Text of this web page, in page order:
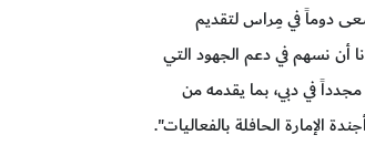
دوماً في مِراس لتقديم
أن نسهم في دعم الجهود التي
في دبي، بما يقدمه من
الإمارة الحافلة بالفعاليات".